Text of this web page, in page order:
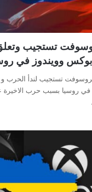
تستجيب
وويندوز في
تستجيب لندأ الحرب و
في روسيا بسبب حرب الاخيرة